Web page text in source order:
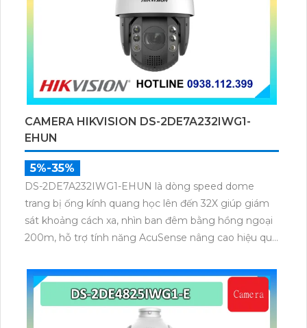
CAMERA HIKVISION DS-2DE7A232IWG1-
EHUN
5%-35%
DS-2DE7A232IWG1-EHUN là dòng speed dome
trang bị ống kính quang học lên đến 32X giúp giám
sát khoảng cách xa, nhìn ban đêm bằng hồng ngoại
200m, hỗ trợ tính năng AcuSense nâng cao hiệu quả
nghệ Self-learning